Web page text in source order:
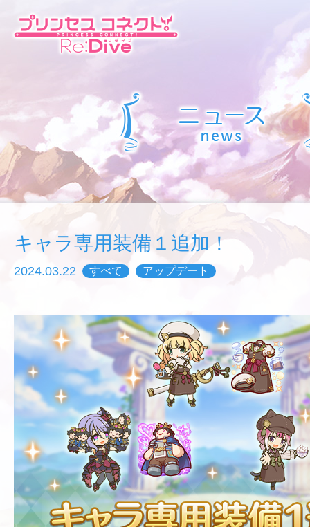
キャラ専用装備１追加！
2024.03.22 すべて アップデート